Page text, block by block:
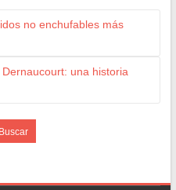
no enchufables más
una historia
Buscar